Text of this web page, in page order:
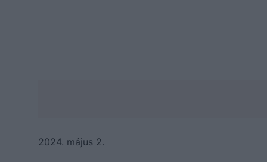
2024. május 2.